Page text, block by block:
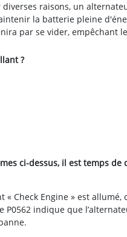
raisons, un
la batterie pleine
par se vider, empêchant
?
ci-dessus, il est temps
« Check Engine » est
P0562 indique que